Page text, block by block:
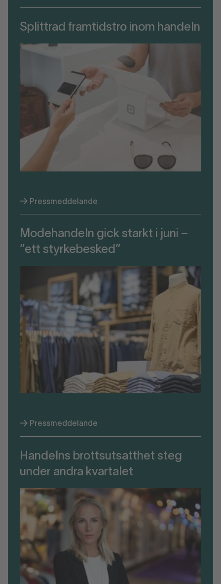
Splittrad framtidstro inom handeln
Pressmeddelande
Modehandeln gick starkt i juni –
”ett styrkebesked”
Pressmeddelande
Handelns brottsutsatthet steg
under andra kvartalet